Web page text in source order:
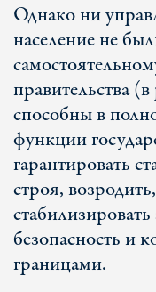
Однако ни
население не
правительства
способны в
функции
гарантировать
строя,
безопасность и
границами.